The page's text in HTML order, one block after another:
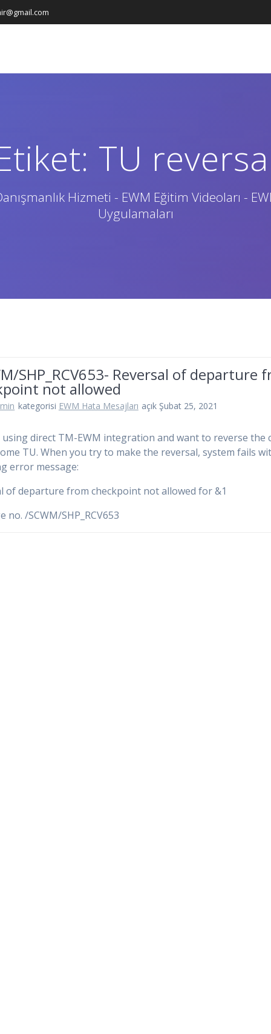
TU
Hizmeti - EWM Eğitim Videoları -
Uygulamaları
SHP_RCV653- Reversal of departure
not allowed
kategorisi EWM Hata Mesajları açık Şubat 25, 2021
using direct TM-EWM integration and want to reverse the
TU. When you try to make the reversal, system fails
error message:
of departure from checkpoint not allowed for &1
no. /SCWM/SHP_RCV653